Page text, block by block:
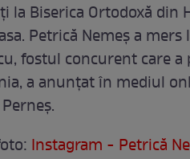
la Biserica Ortodoxă
Petrică Nemeș a
fostul concurent care
a anunțat în mediul
Instagram - Petrică